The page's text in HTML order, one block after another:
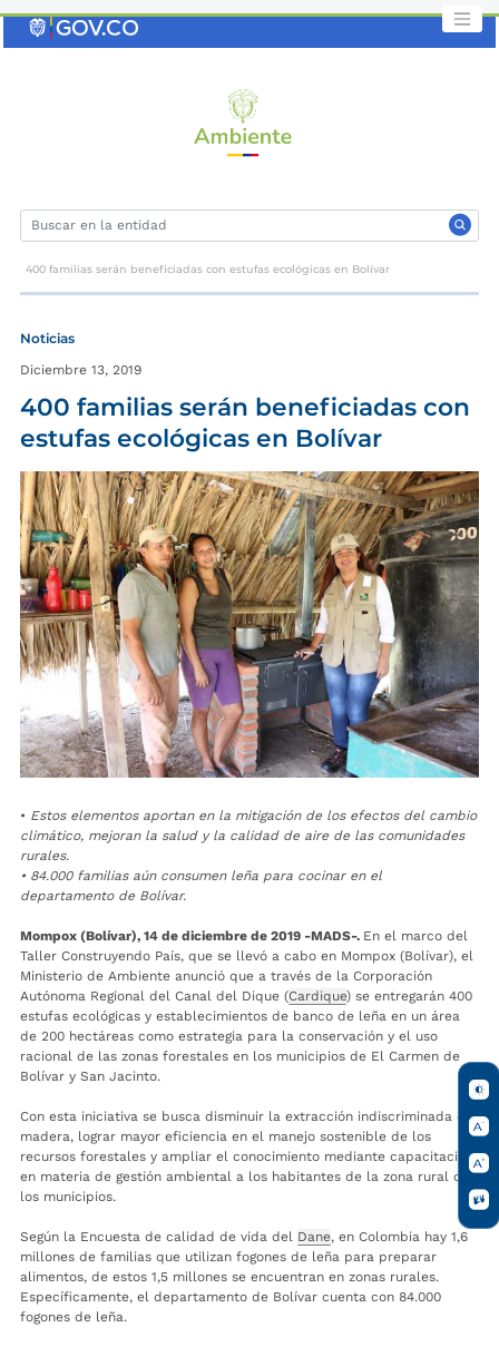
400 familias serán beneficiadas con estufas ecológicas en Bolívar
Noticias
Diciembre 13, 2019
400 familias serán beneficiadas con
estufas ecológicas en Bolívar
• Estos elementos aportan en la mitigación de los efectos del cambio
climático, mejoran la salud y la calidad de aire de las comunidades
rurales.
• 84.000 familias aún consumen leña para cocinar en el
departamento de Bolívar.
Mompox (Bolívar), 14 de diciembre de 2019 -MADS-. En el marco del
Taller Construyendo País, que se llevó a cabo en Mompox (Bolívar), el
Ministerio de Ambiente anunció que a través de la Corporación
Autónoma Regional del Canal del Dique (Cardique) se entregarán 400
estufas ecológicas y establecimientos de banco de leña en un área
de 200 hectáreas como estrategia para la conservación y el uso
racional de las zonas forestales en los municipios de El Carmen de
Bolívar y San Jacinto.
Con esta iniciativa se busca disminuir la extracción indiscriminada de
madera, lograr mayor eficiencia en el manejo sostenible de los
recursos forestales y ampliar el conocimiento mediante capacitación
en materia de gestión ambiental a los habitantes de la zona rural de
los municipios.
Según la Encuesta de calidad de vida del Dane, en Colombia hay 1,6
millones de familias que utilizan fogones de leña para preparar
alimentos, de estos 1,5 millones se encuentran en zonas rurales.
Específicamente, el departamento de Bolívar cuenta con 84.000
fogones de leña.